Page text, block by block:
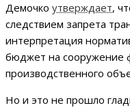
Демочко утверждает,
следствием запрета
интерпретация
бюджет на сооружение
производственного
Но и это не прошло